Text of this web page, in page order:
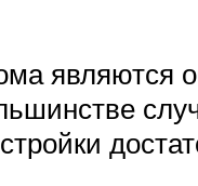
являются